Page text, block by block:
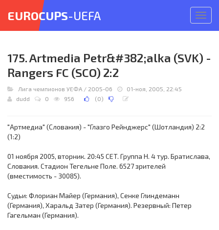
меню
EUROCUPS-UEFA
175. Artmedia Petr&#382;alka (SVK) -
Rangers FC (SCO) 2:2
Лига чемпионов УЕФА / 2005-06
01-ноя, 2005, 22:45
dudd
0 956 (0)
"Артмедиа" (Словакия) - "Глазго Рейнджерс" (Шотландия) 2:2
(1:2)
01 ноября 2005, вторник. 20:45 CET. Группа H. 4 тур. Братислава,
Словакия. Стадион Тегельне Поле. 6527 зрителей
(вместимость - 30085).
Судьи: Флориан Майер (Германия), Сенке Глиндеманн
(Германия), Харальд Затер (Германия). Резервный: Петер
Гагельман (Германия).